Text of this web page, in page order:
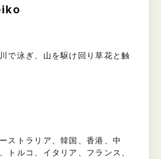
で泳ぎ、山を駆け回り草花と触
ストラリア、韓国、香港、中
トルコ、イタリア、フランス、